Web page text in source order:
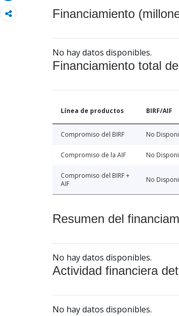
Financiamiento
No hay datos disponibles.
Financiamiento total
Línea de productos BIRF/AIF
Compromiso del BIRF No
Compromiso de la AIF No
Compromiso del BIRF +
AIF
No
Resumen del
No hay datos disponibles.
Actividad financiera
No hay datos disponibles.